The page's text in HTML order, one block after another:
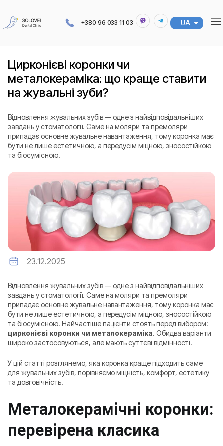
+380 96 033 11 03 UA
RU
Цирконієві коронки чи
металокераміка: що краще ставити
на жувальні зуби?
Відновлення жувальних зубів — одне з найвідповідальніших
завдань у стоматології. Саме на моляри та премоляри
припадає основне жувальне навантаження, тому коронка має
бути не лише естетичною, а передусім міцною, зносостійкою
та біосумісною.
23.12.2025
Відновлення жувальних зубів — одне з найвідповідальніших
завдань у стоматології. Саме на моляри та премоляри
припадає основне жувальне навантаження, тому коронка має
бути не лише естетичною, а передусім міцною, зносостійкою
та біосумісною. Найчастіше пацієнти стоять перед вибором:
цирконієві коронки чи металокераміка. Обидва варіанти
широко застосовуються, але мають суттєві відмінності.
У цій статті розглянемо, яка коронка краще підходить саме
для жувальних зубів, порівняємо міцність, комфорт, естетику
та довговічність.
Металокерамічні коронки:
перевірена класика